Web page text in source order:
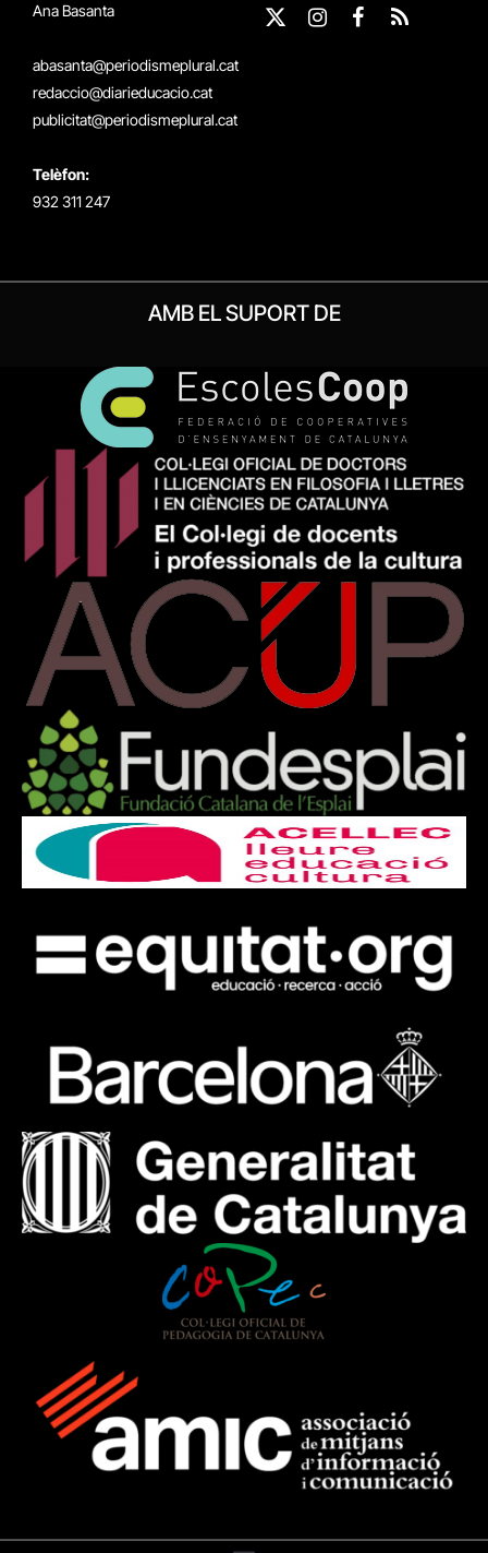
Ana Basanta
abasanta@periodismeplural.cat
redaccio@diarieducacio.cat
publicitat@periodismeplural.cat
Telèfon:
932 311 247
X
Instagram
Facebook
RSS
AMB EL SUPORT DE